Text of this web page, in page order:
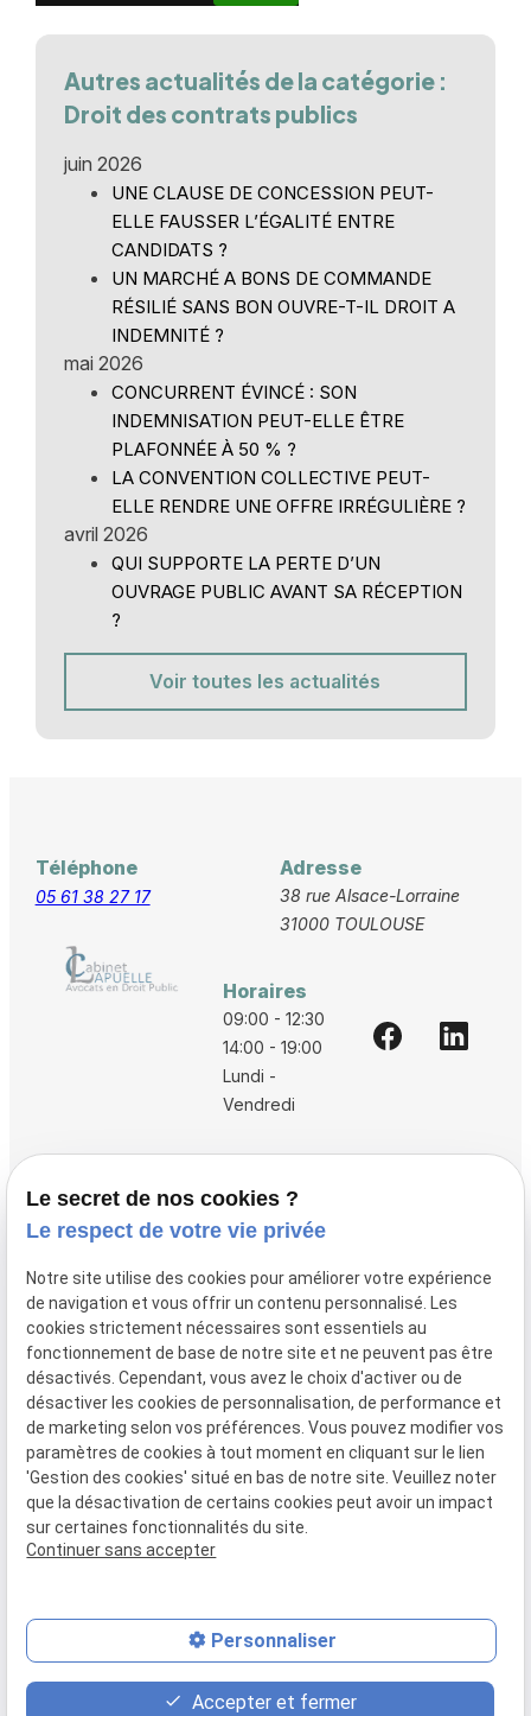
Autres actualités de la catégorie :
Droit des contrats publics
juin 2026
UNE CLAUSE DE CONCESSION PEUT-
ELLE FAUSSER L’ÉGALITÉ ENTRE
CANDIDATS ?
UN MARCHÉ A BONS DE COMMANDE
RÉSILIÉ SANS BON OUVRE-T-IL DROIT A
INDEMNITÉ ?
mai 2026
CONCURRENT ÉVINCÉ : SON
INDEMNISATION PEUT-ELLE ÊTRE
PLAFONNÉE À 50 % ?
LA CONVENTION COLLECTIVE PEUT-
ELLE RENDRE UNE OFFRE IRRÉGULIÈRE ?
avril 2026
QUI SUPPORTE LA PERTE D’UN
OUVRAGE PUBLIC AVANT SA RÉCEPTION
?
Voir toutes les actualités
Téléphone
05 61 38 27 17
Adresse
38 rue Alsace-Lorraine
31000 TOULOUSE
Horaires
09:00 - 12:30
14:00 - 19:00
Lundi -
Vendredi
Vos avocats
Boutique
Domaines de compétences
Actualités
Contact
Mentions
légales
Politique de
confidentialité
Gestion
Plan du
site
Siret :80946148600015
place contact_page phone
Le secret de nos cookies ?
Le respect de votre vie privée
Notre site utilise des cookies pour améliorer votre expérience
de navigation et vous offrir un contenu personnalisé. Les
cookies strictement nécessaires sont essentiels au
fonctionnement de base de notre site et ne peuvent pas être
désactivés. Cependant, vous avez le choix d'activer ou de
désactiver les cookies de personnalisation, de performance et
de marketing selon vos préférences. Vous pouvez modifier vos
paramètres de cookies à tout moment en cliquant sur le lien
'Gestion des cookies' situé en bas de notre site. Veuillez noter
que la désactivation de certains cookies peut avoir un impact
sur certaines fonctionnalités du site.
Continuer sans accepter
Personnaliser
Accepter et fermer